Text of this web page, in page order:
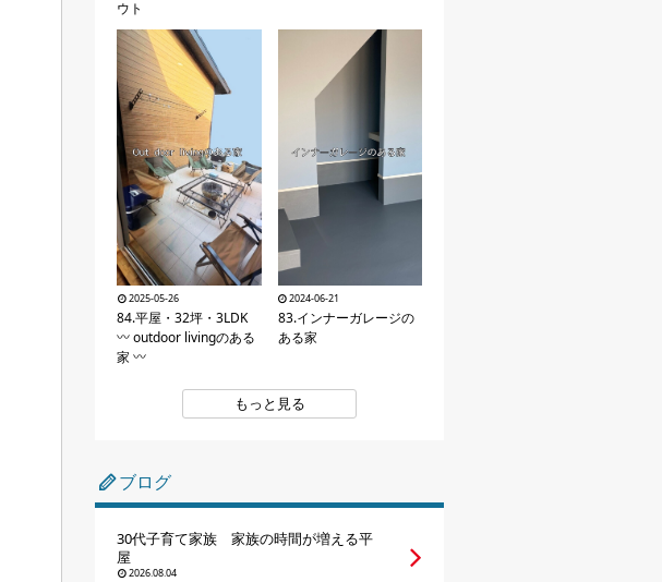
ウト
2025-05-26
84.平屋・32坪・3LDK
〰 outdoor livingのある
家 〰
2024-06-21
83.インナーガレージの
ある家
もっと見る
ブログ
30代子育て家族 家族の時間が増える平
屋
2026.08.04